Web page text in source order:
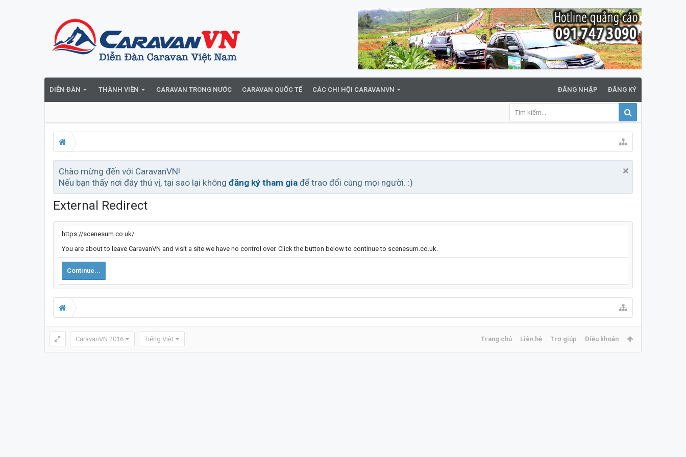
DIỄN ĐÀN THÀNH VIÊN CARAVAN TRONG NƯỚC CARAVAN QUỐC TẾ CÁC CHI HỘI CARAVANVN ĐĂNG NHẬP ĐĂNG KÝ
Chào mừng đến với CaravanVN!
Nếu bạn thấy nơi đây thú vị, tại sao lại không đăng ký tham gia để trao đổi cùng mọi người. :)
External Redirect
https://scenesum.co.uk/
You are about to leave CaravanVN and visit a site we have no control over. Click the button below to continue to scenesum.co.uk.
Continue...
CaravanVN 2016 Tiếng Việt Trang chủ Liên hệ Trợ giúp Điều khoản